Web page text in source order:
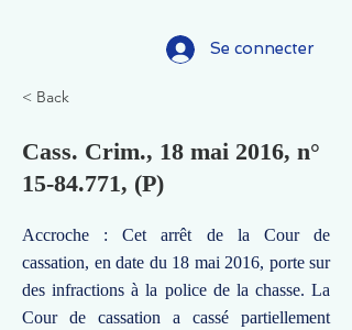
Se connecter
< Back
Cass. Crim., 18 mai 2016, n°
15-84.771, (P)
Accroche : Cet arrêt de la Cour de
cassation, en date du 18 mai 2016, porte sur
des infractions à la police de la chasse. La
Cour de cassation a cassé partiellement